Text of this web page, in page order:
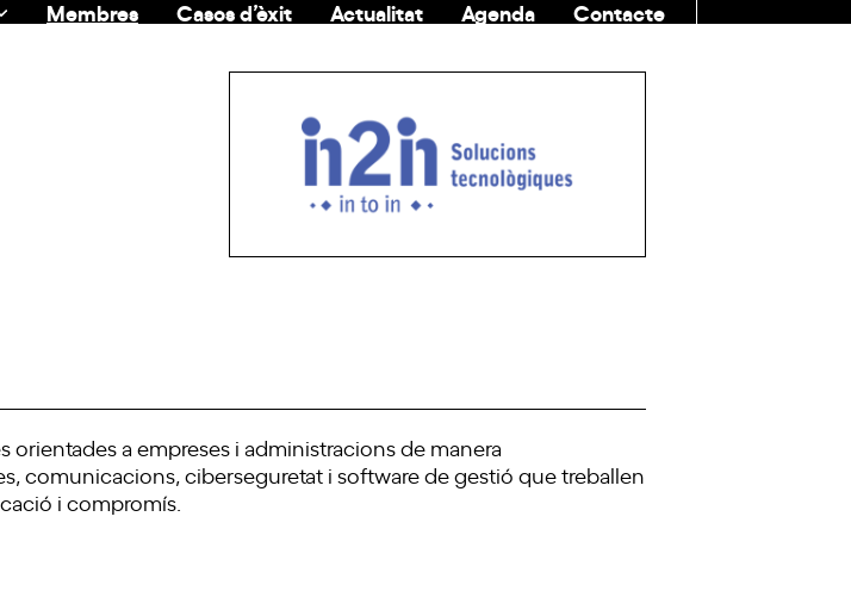
Membres Casos d’èxit Actualitat Agenda
Contacte
a empreses i administracions de manera
comunicacions, ciberseguretat i software de gestió que treballen
i compromís.